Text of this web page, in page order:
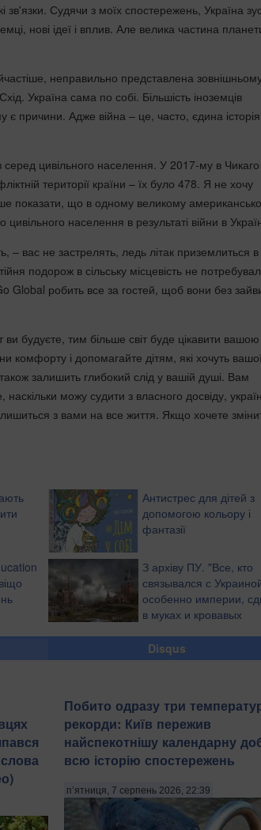
Судячи з моїх спостережень, Україна
нові ідеї і вплив. Але велика частина
неправильно представлена зовнішньому
Україна сама по собі. Більшість іноземців
є причини. Адже війна – це, часто, єдина
серед цивільного населення. У 2017-му в
території країни – їх було 478. Я не хочу
показати, що в одному великому
цивільного населення в результаті війни в
– вас не застрелять, ледь літак приземлиться в
подорож в сільську місцевість не
Global робить все за гостей, щоб вони без
ви будуєте, тим більше світ буде цікавити вашою
комфорту і допомагайте дітям, які хочуть
залишить глибокий слід у вашій душі. Вам
можу судити з власного досвіду,
з вами на все життя. Якщо хочете
Антистрес для дітей з
допомогою кольору і
фантазії
З архіву ПУ. "Все, кто
связывался с
особенно империи,
в муках и кровавых
Disqus
Побито одразу три
рекорди: Київ пережив
найспекотнішу календарну
всю історію спостережень
п’ятниця, 7 серпень 2026, 22:39